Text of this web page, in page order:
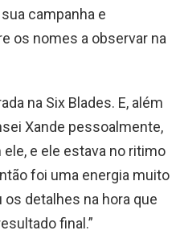
campanha e
os nomes a observar na
na Six Blades. E, além
Xande pessoalmente,
e ele estava no ritimo
foi uma energia muito
os detalhes na hora que
final.”